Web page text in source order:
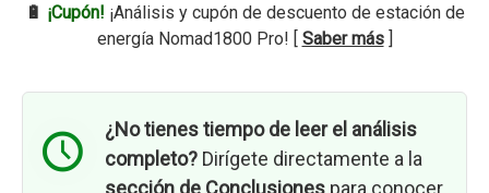
🔋 ¡Cupón! ¡Análisis y cupón de descuento de estación de
energía Nomad1800 Pro! [ Saber más]
¿No tienes tiempo de leer el análisis
completo? Dirígete directamente a la
sección de Conclusiones para conocer